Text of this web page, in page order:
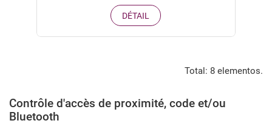
DÉTAIL
Total: 8 elementos.
Contrôle d'accès de proximité, code et/ou
Bluetooth